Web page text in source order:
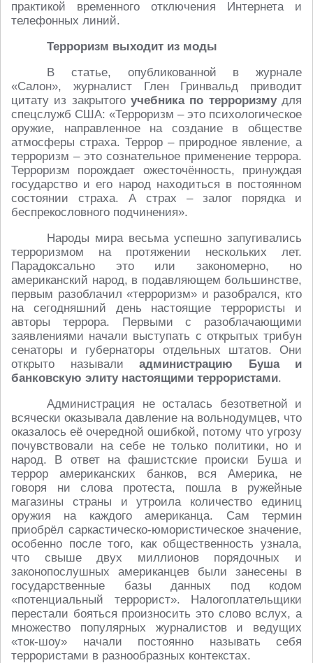
практикой временного отключения Интернета и
телефонных линий.
Терроризм выходит из моды
В статье, опубликованной в журнале
«Салон», журналист Глен Гринвальд приводит
цитату из закрытого учебника по терроризмудля
спецслужб США: «Терроризм – это психологическое
оружие, направленное на создание в обществе
атмосферы страха. Террор – природное явление, а
терроризм – это сознательное применение террора.
Терроризм порождает ожесточённость, принуждая
государство и его народ находиться в постоянном
состоянии страха. А страх – залог порядка и
беспрекословного подчинения».
Народы мира весьма успешно запугивались
терроризмом на протяжении нескольких лет.
Парадоксально это или закономерно, но
американский народ, в подавляющем большинстве,
первым разоблачил «терроризм» и разобрался, кто
на сегодняшний день настоящие террористы и
авторы террора. Первыми с разоблачающими
заявлениями начали выступать с открытых трибун
сенаторы и губернаторы отдельных штатов. Они
открыто называли администрацию Буша и
банковскую элиту настоящими террористами.
Администрация не осталась безответной и
всячески оказывала давление на вольнодумцев, что
оказалось её очередной ошибкой, потому что угрозу
почувствовали на себе не только политики, но и
народ. В ответ на фашистские происки Буша и
террор американских банков, вся Америка, не
говоря ни слова протеста, пошла в ружейные
магазины страны и утроила количество единиц
оружия на каждого американца. Сам термин
приобрёл саркастическо-юмористическое значение,
особенно после того, как общественность узнала,
что свыше двух миллионов порядочных и
законопослушных американцев были занесены в
государственные базы данных под кодом
«потенциальный террорист». Налогоплательщики
перестали бояться произносить это слово вслух, а
множество популярных журналистов и ведущих
«ток-шоу» начали постоянно называть себя
террористами в разнообразных контекстах.